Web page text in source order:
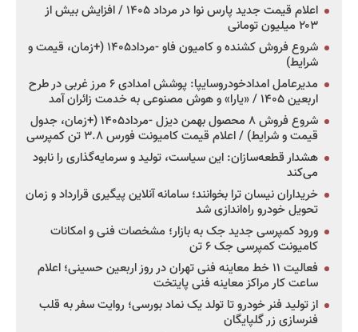
اعلام قیمت جدید پارس نوا در مرداد ۱۴۰۵ / افزایش بیش از
۲۰۳ میلیون تومانی
شروع فروش کشنده و کامیون فاو -مرداد۱۴۰۵ (+زمان، قیمت و
شرایط)
مدیرعامل امدادخودروسایپا: پوشش امدادی ۶ مرز غربی در طرح
اربعین ۱۴۰۵ / «یارا» و هوش مصنوعی به خدمت زائران آمد
شروع فروش ۸ محصول بهمن دیزل -مرداد۱۴۰۵ (+زمان، جدول
قیمت و شرایط) / اعلام قیمت کامیونت فورس ۳.۸ تن کمپرسی
هشدار قطعه‌سازان: این سیاست، تولید و سرمایه‌گذاری را نابود
می‌کند
خریداران نیسان ترا بخوانند؛ سامانه آنلاین پیگیری قرارداد و زمان
تحویل خودرو راه‌اندازی شد
ورود کمپرسی جدید جک به بازار؛ مشخصات فنی و امکانات
کامیونت کمپرسی جک ۶ تن
فعالیت ۱۱ خط معاینه فنی تهران در روز اربعین حسینی؛ اعلام
ساعت کار مراکز معاینه فنی پایتخت
از تولید فنر خودرو تا تولد یک نماد بورسی؛ روایت سفر به قلب
فنرسازی زر گلپایگان